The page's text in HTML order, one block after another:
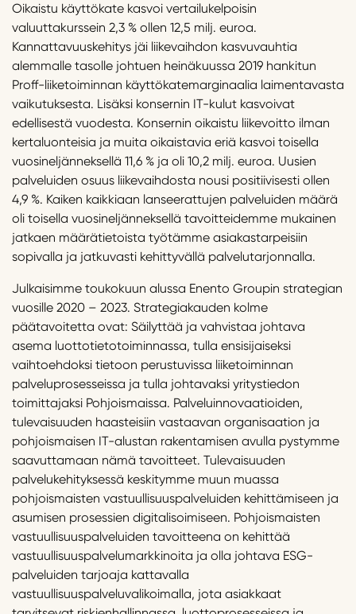
Oikaistu käyttökate kasvoi vertailukelpoisin
valuuttakurssein 2,3 % ollen 12,5 milj. euroa.
Kannattavuuskehitys jäi liikevaihdon kasvuvauhtia
alemmalle tasolle johtuen heinäkuussa 2019 hankitun
Proff-liiketoiminnan käyttökatemarginaalia laimentavasta
vaikutuksesta. Lisäksi konsernin IT-kulut kasvoivat
edellisestä vuodesta. Konsernin oikaistu liikevoitto ilman
kertaluonteisia ja muita oikaistavia eriä kasvoi toisella
vuosineljänneksellä 11,6 % ja oli 10,2 milj. euroa. Uusien
palveluiden osuus liikevaihdosta nousi positiivisesti ollen
4,9 %. Kaiken kaikkiaan lanseerattujen palveluiden määrä
oli toisella vuosineljänneksellä tavoitteidemme mukainen
jatkaen määrätietoista työtämme asiakastarpeisiin
sopivalla ja jatkuvasti kehittyvällä palvelutarjonnalla.
Julkaisimme toukokuun alussa Enento Groupin strategian
vuosille 2020 – 2023. Strategiakauden kolme
päätavoitetta ovat: Säilyttää ja vahvistaa johtava
asema luottotietotoiminnassa, tulla ensisijaiseksi
vaihtoehdoksi tietoon perustuvissa liiketoiminnan
palveluprosesseissa ja tulla johtavaksi yritystiedon
toimittajaksi Pohjoismaissa. Palveluinnovaatioiden,
tulevaisuuden haasteisiin vastaavan organisaation ja
pohjoismaisen IT-alustan rakentamisen avulla pystymme
saavuttamaan nämä tavoitteet. Tulevaisuuden
palvelukehityksessä keskitymme muun muassa
pohjoismaisten vastuullisuuspalveluiden kehittämiseen ja
asumisen prosessien digitalisoimiseen. Pohjoismaisten
vastuullisuuspalveluiden tavoitteena on kehittää
vastuullisuuspalvelumarkkinoita ja olla johtava ESG-
palveluiden tarjoaja kattavalla
vastuullisuuspalveluvalikoimalla, jota asiakkaat